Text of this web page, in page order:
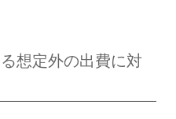
想定外の出費に対